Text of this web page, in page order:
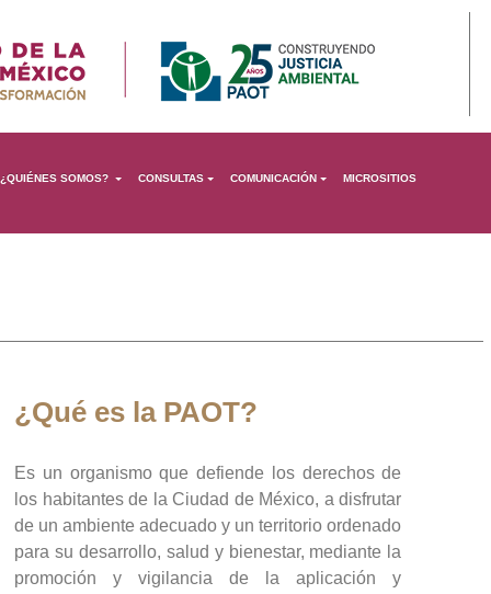
¿QUIÉNES SOMOS? CONSULTAS COMUNICACIÓN MICROSITIOS
¿Qué es la PAOT?
Es un organismo que defiende los derechos de
los habitantes de la Ciudad de México, a disfrutar
de un ambiente adecuado y un territorio ordenado
para su desarrollo, salud y bienestar, mediante la
promoción y vigilancia de la aplicación y